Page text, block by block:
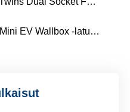
-laturi asennettuna Etelä-Amerikassa, 2024